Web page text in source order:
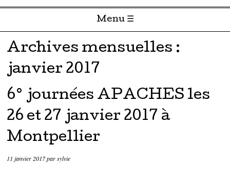
Menu ☰
Passer directement au contenu
Archives mensuelles :
janvier 2017
6° journées APACHES les
26 et 27 janvier 2017 à
Montpellier
11 janvier 2017parsylvie